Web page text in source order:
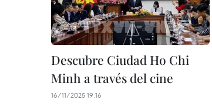
Descubre Ciudad Ho Chi
Minh a través del cine
16/11/2025 19:16